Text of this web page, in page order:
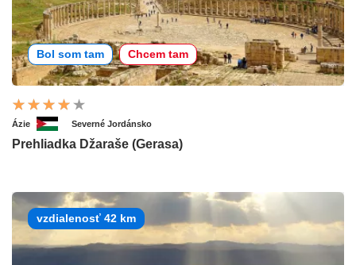
Bol som tam Chcem tam
Ázie Severné Jordánsko
Prehliadka Džaraše (Gerasa)
vzdialenosť 42 km